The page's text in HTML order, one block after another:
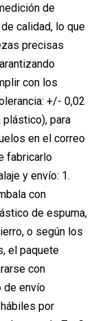
de
calidad, lo que
precisas
con los
+/- 0,02
plástico), para
en el correo
fabricarlo
y envío: 1.
con
de espuma,
o según los
el paquete
con
de envío
por